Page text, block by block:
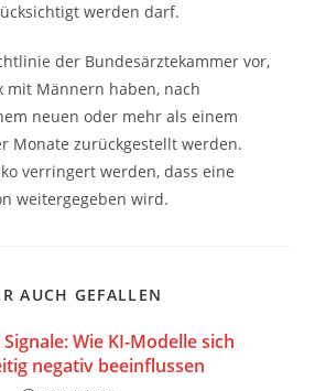
werden darf.
der Bundesärztekammer vor,
mit Männern haben, nach
neuen oder mehr als einem
Monate zurückgestellt werden.
verringert werden, dass eine
weitergegeben wird.
AUCH GEFALLEN
Wie KI-Modelle sich
negativ beeinflussen